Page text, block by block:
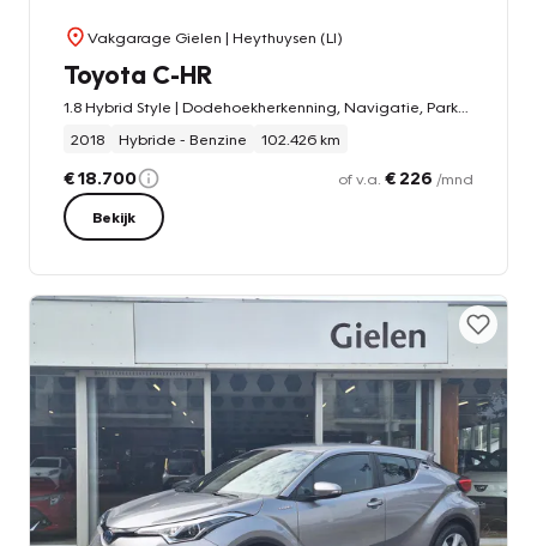
Vakgarage Gielen | Heythuysen (LI)
Toyota C-HR
2018
Hybride - Benzine 102.426 km
€ 18.700 of v.a. € 226 /mnd
Bekijk